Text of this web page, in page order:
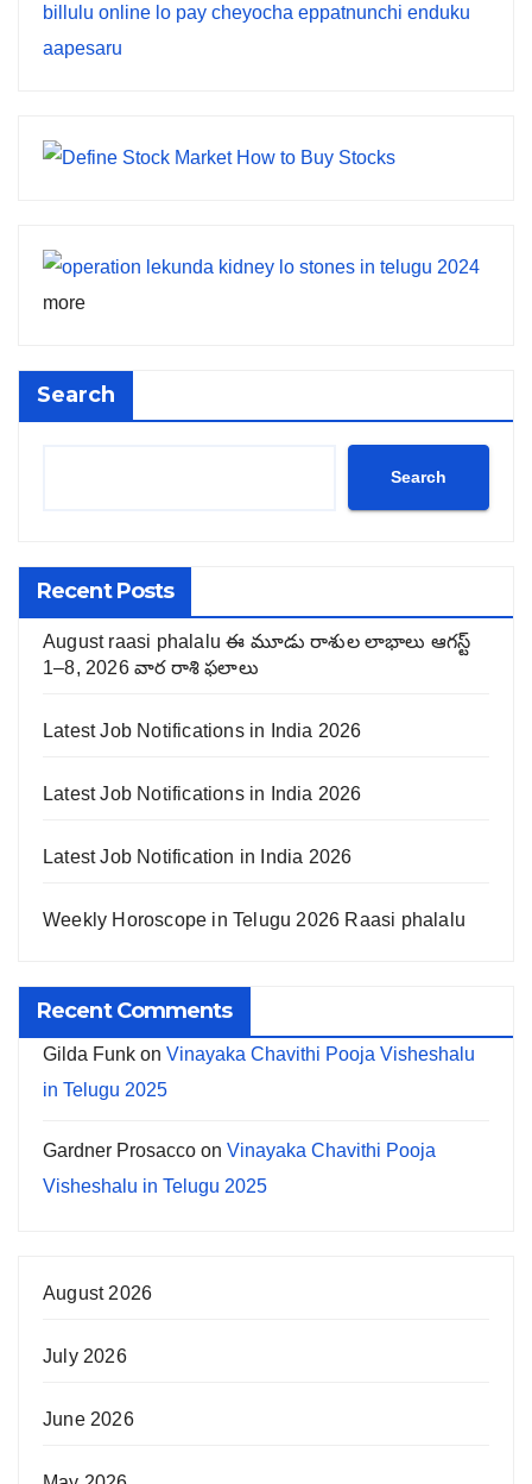
more
Search
Search
Recent Posts
August raasi phalalu ఈ మూడు రాశుల లాభాలు ఆగస్ట్
1–8, 2026 వార రాశి ఫలాలు
Latest Job Notifications in India 2026
Latest Job Notifications in India 2026
Latest Job Notification in India 2026
Weekly Horoscope in Telugu 2026 Raasi phalalu
Recent Comments
Gilda Funk on Vinayaka Chavithi Pooja Visheshalu
in Telugu 2025
Gardner Prosacco on Vinayaka Chavithi Pooja
Visheshalu in Telugu 2025
August 2026
July 2026
June 2026